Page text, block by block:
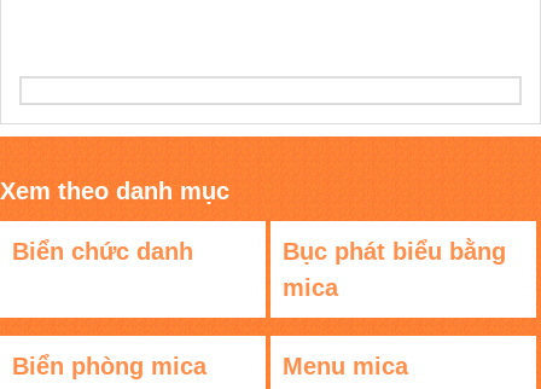
Xem theo danh mục
Biển chức danh
Bục phát biểu bằng
mica
Biển phòng mica Menu mica